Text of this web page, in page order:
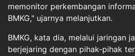
memonitor perkembangan
BMKG," ujarnya melanjutkan.
BMKG, kata dia, melalui jaringan
berjejaring dengan pihak-pihak